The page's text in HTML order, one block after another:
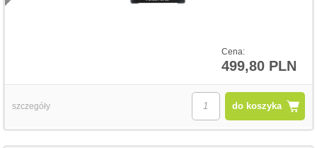
Cena:
499,80 PLN
do koszyka
szczegóły